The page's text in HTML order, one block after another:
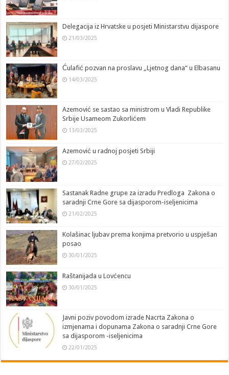
e
Delegacija iz Hrvatske u posjeti Ministarstvu dijaspore
21/03/2025
Ćulafić pozvan na proslavu „Ljetnog dana“ u Elbasanu
14/03/2025
Azemović se sastao sa ministrom u Vladi Republike
Srbije Usameom Zukorlićem
13/03/2025
Azemović u radnoj posjeti Srbiji
27/02/2025
Sastanak Radne grupe za izradu Predloga Zakona o
saradnji Crne Gore sa dijasporom-iseljenicima
21/02/2025
Kolašinac ljubav prema konjima pretvorio u uspješan
posao
30/01/2025
Raštanijada u Lovćencu
30/01/2025
Javni poziv povodom izrade Nacrta Zakona o
izmjenama i dopunama Zakona o saradnji Crne Gore
sa dijasporom -iseljenicima
22/01/2025